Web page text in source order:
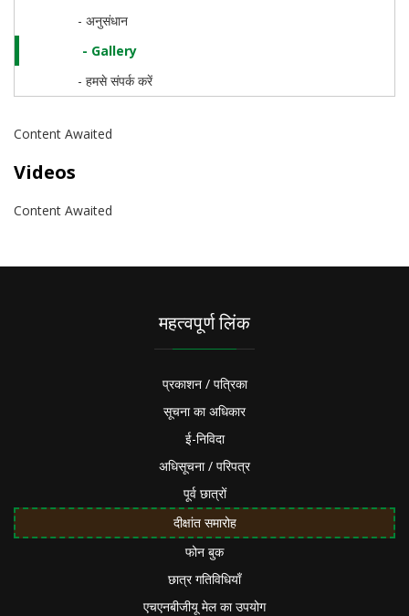
- अनुसंधान
- Gallery
- हमसे संपर्क करें
Content Awaited
Videos
Content Awaited
महत्वपूर्ण लिंक
प्रकाशन / पत्रिका
सूचना का अधिकार
ई-निविदा
अधिसूचना / परिपत्र
पूर्व छात्रों
दीक्षांत समारोह
फोन बुक
छात्र गतिविधियाँ
एचएनबीजीयू मेल का उपयोग